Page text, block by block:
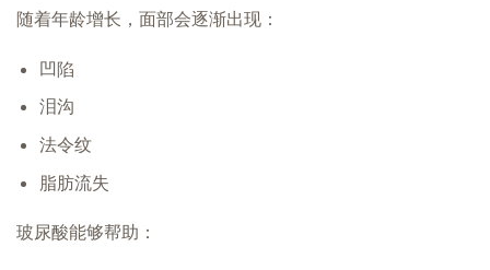
随着年龄增长，面部会逐渐出现：
凹陷
泪沟
法令纹
脂肪流失
玻尿酸能够帮助：